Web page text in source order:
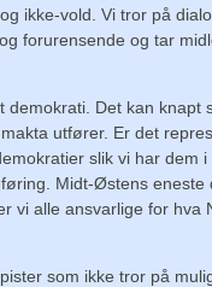
ikke-vold. Vi tror på
forurensende og tar
demokrati. Det kan knapt
utfører. Er det
slik vi har dem i
Midt-Østens eneste
vi alle ansvarlige for hva
som ikke tror på